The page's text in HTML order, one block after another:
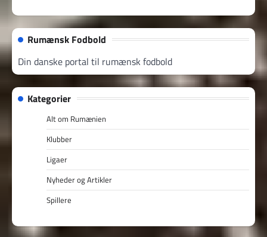
Rumænsk Fodbold
Din danske portal til rumænsk fodbold
Kategorier
Alt om Rumænien
Klubber
Ligaer
Nyheder og Artikler
Spillere